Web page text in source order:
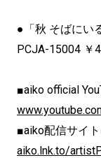
●「秋 そばにい
PCJA-15004 ￥
■aiko official
■aiko配信サイ
aiko.lnk.to/